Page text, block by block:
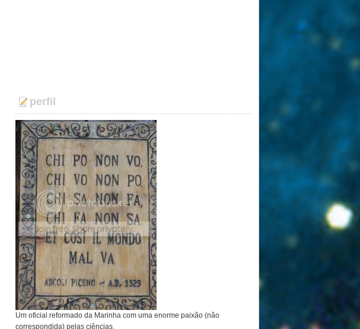
perfil
Um oficial reformado da Marinha com uma enorme paixão (não
correspondida) pelas ciências.